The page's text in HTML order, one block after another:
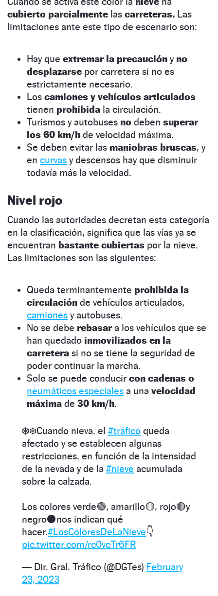
cubierto parcialmente las carreteras. Las
limitaciones ante este tipo de escenario son:
Hay que extremar la precaución y no
desplazarse por carretera si no es
estrictamente necesario.
Los camiones y vehículos articulados
tienen prohibida la circulación.
Turismos y autobuses no deben superar
los 60 km/h de velocidad máxima.
Se deben evitar las maniobras bruscas, y
en curvas y descensos hay que disminuir
todavía más la velocidad.
Nivel rojo
Cuando las autoridades decretan esta categoría
en la clasificación, significa que las vías ya se
encuentran bastante cubiertas por la nieve.
Las limitaciones son las siguientes:
Queda terminantemente prohibida la
circulación de vehículos articulados,
camiones y autobuses.
No se debe rebasara los vehículos que se
han quedado inmovilizados en la
carretera si no se tiene la seguridad de
poder continuar la marcha.
Solo se puede conducir con cadenas o
neumáticos especiales a una velocidad
máxima de 30 km/h.
❄️❄️Cuando nieva, el #tráfico queda
afectado y se establecen algunas
restricciones, en función de la intensidad
de la nevada y de la #nieve acumulada
sobre la calzada.
Los colores verde🟢, amarillo🟡, rojo🔴y
negro⚫nos indican qué
hacer.#LosColoresDeLaNieve👇
pic.twitter.com/rc0vcTr6FR
— Dir. Gral. Tráfico (@DGTes) February
23, 2023